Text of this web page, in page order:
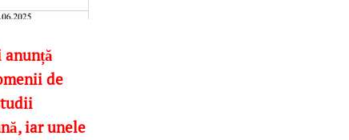
anunță
de
iar unele